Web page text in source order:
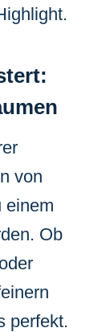
von
einem
Ob
perfekt.